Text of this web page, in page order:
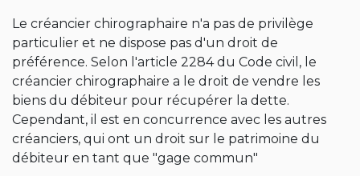
Le créancier chirographaire n'a pas de privilège
particulier et ne dispose pas d'un droit de
préférence. Selon l'article 2284 du Code civil, le
créancier chirographaire a le droit de vendre les
biens du débiteur pour récupérer la dette.
Cependant, il est en concurrence avec les autres
créanciers, qui ont un droit sur le patrimoine du
débiteur en tant que "gage commun"